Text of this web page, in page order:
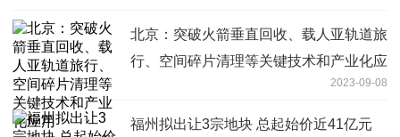
北京：突破火箭垂直回收、载人亚轨道旅
行、空间碎片清理等关键技术和产业化应
2023-09-08
福州拟出让3宗地块 总起始价近41亿元